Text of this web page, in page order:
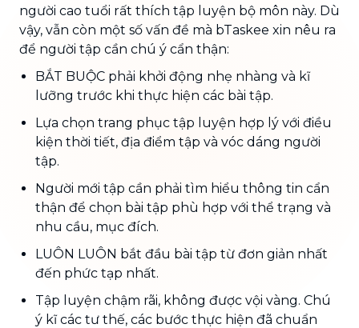
người cao tuổi rất thích tập luyện bộ môn này. Dù
vậy, vẫn còn một số vấn đề mà bTaskee xin nêu ra
để người tập cần chú ý cẩn thận:
BẮT BUỘC phải khởi động nhẹ nhàng và kĩ
lưỡng trước khi thực hiện các bài tập.
Lựa chọn trang phục tập luyện hợp lý với điều
kiện thời tiết, địa điểm tập và vóc dáng người
tập.
Người mới tập cần phải tìm hiểu thông tin cẩn
thận để chọn bài tập phù hợp với thể trạng và
nhu cầu, mục đích.
LUÔN LUÔN bắt đầu bài tập từ đơn giản nhất
đến phức tạp nhất.
Tập luyện chậm rãi, không được vội vàng. Chú
ý kĩ các tư thế, các bước thực hiện đã chuẩn